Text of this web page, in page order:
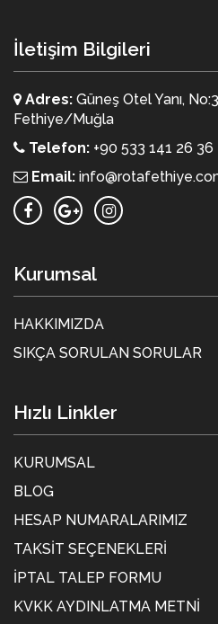
İletişim Bilgileri
Adres: Güneş Otel Yanı,
Fethiye/Muğla
Telefon: +90 533 141 26 36
Email:
Kurumsal
HAKKIMIZDA
SIKÇA SORULAN SORULAR
Hızlı Linkler
KURUMSAL
BLOG
HESAP NUMARALARIMIZ
TAKSIT SEÇENEKLERI
İPTAL TALEP FORMU
KVKK AYDINLATMA METNİ